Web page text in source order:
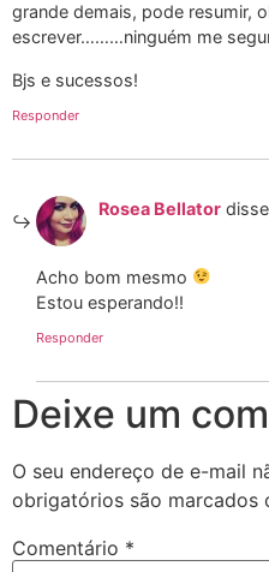
grande demais, pode resumir,
escrever………ninguém me
Bjs e sucessos!
Responder
Rosea Bellator
Acho bom mesmo
Estou esperando!!
Responder
Deixe um
O seu endereço de e-mail
obrigatórios são marcados
Comentário *